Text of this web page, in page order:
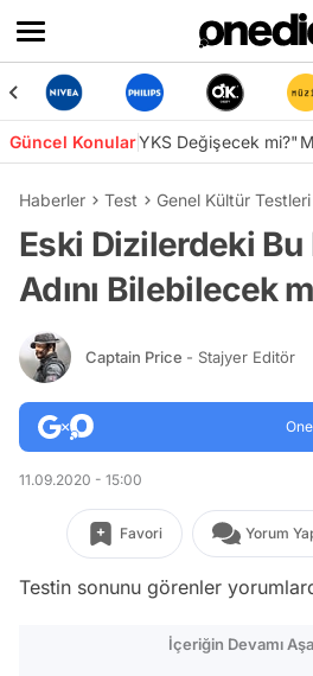
Güncel KonularYKS Değişecek mi?
Haberler Test Genel Kültür Testleri
Eski Dizilerdeki
Adını Bilebilecek
Captain Price - Stajyer Editör
11.09.2020 - 15:00
Favori Yorum
Testin sonunu görenler
İçeriğin Devamı